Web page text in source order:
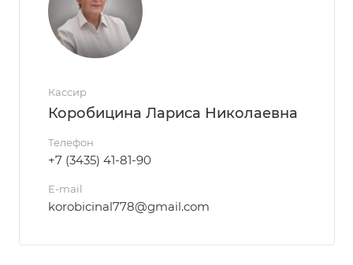
Кассир
Коробицина Лариса Николаевна
Телефон
+7 (3435) 41-81-90
E-mail
korobicinal778@gmail.com